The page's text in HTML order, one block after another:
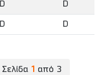
D D
D D
Σελίδα 1 από 3